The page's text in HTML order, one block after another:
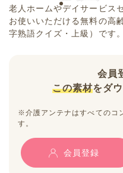
老人ホームやデイサービス
お使いいただける無料の高
字熟語クイズ・上級）です。
会員
この素材をダ
※介護アンテナはすべてのコ
す。
会員登録